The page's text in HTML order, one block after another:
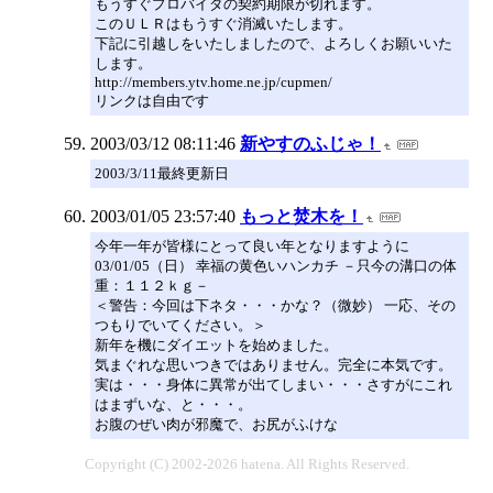
もうすぐプロバイダの契約期限が切れます。
このＵＬＲはもうすぐ消滅いたします。
下記に引越しをいたしましたので、よろしくお願いいた
します。
http://members.ytv.home.ne.jp/cupmen/
リンクは自由です
2003/03/12 08:11:46 新やすのふじゃ！
2003/3/11最終更新日
2003/01/05 23:57:40 もっと焚木を！
今年一年が皆様にとって良い年となりますように
03/01/05（日） 幸福の黄色いハンカチ －只今の溝口の体
重：１１２ｋｇ－
＜警告：今回は下ネタ・・・かな？（微妙） 一応、その
つもりでいてください。＞
新年を機にダイエットを始めました。
気まぐれな思いつきではありません。完全に本気です。
実は・・・身体に異常が出てしまい・・・さすがにこれ
はまずいな、と・・・。
お腹のぜい肉が邪魔で、お尻がふけな
Copyright (C) 2002-2026 hatena. All Rights Reserved.